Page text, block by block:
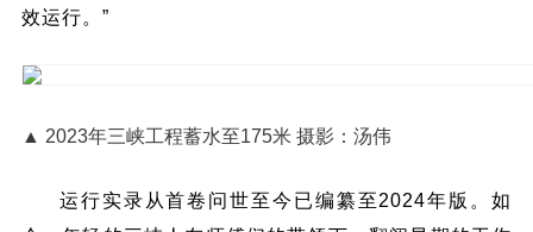
效运行。”
▲ 2023年三峡工程蓄水至175米 摄影：汤伟
运行实录从首卷问世至今已编纂至2024年版。如